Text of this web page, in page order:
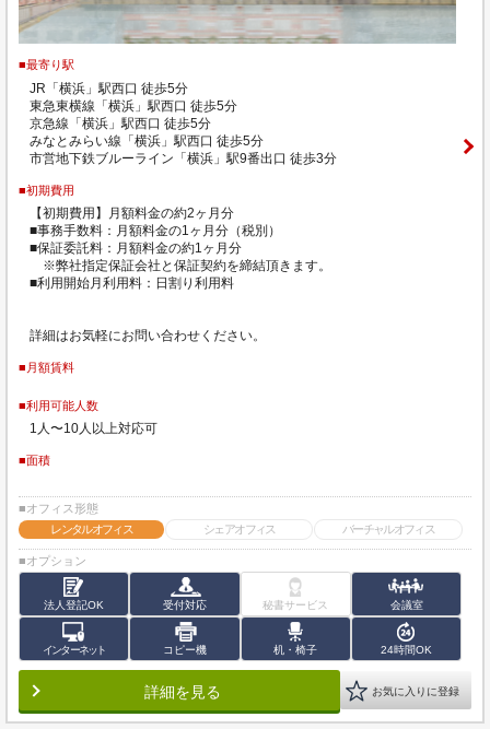
■最寄り駅
JR「横浜」駅西口 徒歩5分
東急東横線「横浜」駅西口 徒歩5分
京急線「横浜」駅西口 徒歩5分
みなとみらい線「横浜」駅西口 徒歩5分
市営地下鉄ブルーライン「横浜」駅9番出口 徒歩3分
■初期費用
【初期費用】月額料金の約2ヶ月分
■事務手数料：月額料金の1ヶ月分（税別）
■保証委託料：月額料金の約1ヶ月分
※弊社指定保証会社と保証契約を締結頂きます。
■利用開始月利用料：日割り利用料
詳細はお気軽にお問い合わせください。
■月額賃料
■利用可能人数
1人〜10人以上対応可
■面積
■オフィス形態
レンタルオフィス
シェアオフィス バーチャルオフィス
■オプション
法人登記OK 受付対応 秘書サービス 会議室
インターネット コピー機 机・椅子 24時間OK
詳細を見る お気に入りに登録